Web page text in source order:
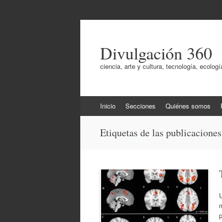
Divulgación 360
ciencia, arte y cultura, tecnología,
al
Inicio Secciones Quiénes somos
Etiquetas de las